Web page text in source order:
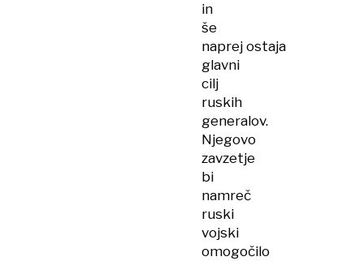
in
še
naprej ostaja
glavni
cilj
ruskih
generalov.
Njegovo
zavzetje
bi
namreč
ruski
vojski
omogočilo